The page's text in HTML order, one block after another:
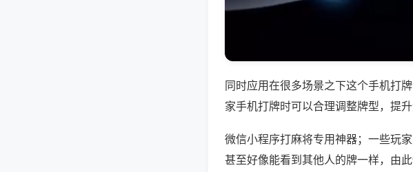
同时应用在很多场景之下这个手机打
家手机打牌时可以合理调整牌型，提
微信小程序打麻将专用神器；一些玩
甚至好像能看到其他人的牌一样，由